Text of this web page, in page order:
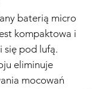
baterią micro
kompaktowa i
się pod lufą.
eliminuje
mocowań